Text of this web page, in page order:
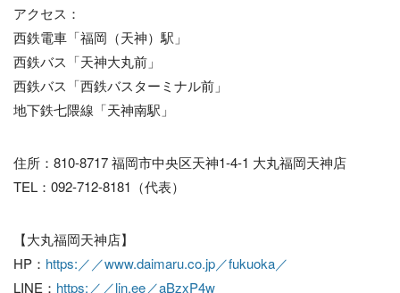
アクセス：
西鉄電車「福岡（天神）駅」
西鉄バス「天神大丸前」
西鉄バス「西鉄バスターミナル前」
地下鉄七隈線「天神南駅」
住所：810-8717 福岡市中央区天神1-4-1 大丸福岡天神店
TEL：092-712-8181（代表）
【大丸福岡天神店】
HP： https:／／www.daimaru.co.jp／fukuoka／
LINE： https:／／lin.ee／aBzxP4w